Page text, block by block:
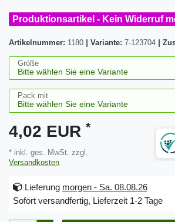
Produktionsartikel - Kein Widerruf
Artikelnummer: 1180 Variante: 7-123704
Größe
Pack mit
4,02 EUR *
* inkl. ges. MwSt. zzgl.
Versandkosten
Lieferung morgen - Sa. 08.08.26
Sofort versandfertig, Lieferzeit 1-2 Tage